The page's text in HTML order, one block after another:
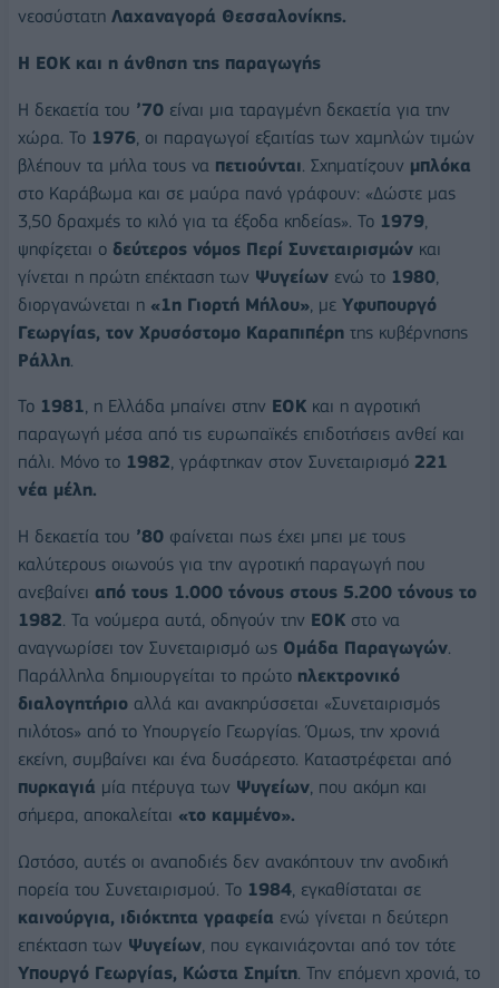
νεοσύστατη Λαχαναγορά Θεσσαλονίκης.
Η ΕΟΚ και η άνθηση της παραγωγής
Η δεκαετία του ’70 είναι μια ταραγμένη δεκαετία για την
χώρα. Το 1976 , οι παραγωγοί εξαιτίας των χαμηλών τιμών
βλέπουν τα μήλα τους να πετιούνται. Σχηματίζουν μπλόκα
στο Καράβωμα και σε μαύρα πανό γράφουν: «Δώστε μας
3,50 δραχμές το κιλό για τα έξοδα κηδείας». Το 1979
ψηφίζεται ο δεύτερος νόμος Περί Συνεταιρισμών και
γίνεται η πρώτη επέκταση των Ψυγείων ενώ το 1980
διοργανώνεται η «1η Γιορτή Μήλου» , με Υφυπουργό
Γεωργίας, τον Χρυσόστομο Καραπιπέρη της κυβέρνησης
Ράλλη.
Το 1981, η Ελλάδα μπαίνει στην ΕΟΚ και η αγροτική
παραγωγή μέσα από τις ευρωπαϊκές επιδοτήσεις ανθεί και
πάλι. Μόνο το 1982, γράφτηκαν στον Συνεταιρισμό 221
νέα μέλη.
Η δεκαετία του ’80 φαίνεται πως έχει μπει με τους
καλύτερους οιωνούς για την αγροτική παραγωγή που
ανεβαίνει από τους 1.000 τόνους στους 5.200 τόνους το
1982. Τα νούμερα αυτά, οδηγούν την ΕΟΚ στο να
αναγνωρίσει τον Συνεταιρισμό ως Ομάδα Παραγωγών.
Παράλληλα δημιουργείται το πρώτο ηλεκτρονικό
διαλογητήριο αλλά και ανακηρύσσεται «Συνεταιρισμός
πιλότος» από το Υπουργείο Γεωργίας. Όμως, την χρονιά
εκείνη, συμβαίνει και ένα δυσάρεστο. Καταστρέφεται από
πυρκαγιά μία πτέρυγα των Ψυγείων, που ακόμη και
σήμερα, αποκαλείται «το καμμένο».
Ωστόσο, αυτές οι αναποδιές δεν ανακόπτουν την ανοδική
πορεία του Συνεταιρισμού. Το 1984, εγκαθίσταται σε
καινούργια, ιδιόκτητα γραφεία ενώ γίνεται η δεύτερη
επέκταση των Ψυγείων, που εγκαινιάζονται από τον τότε
Υπουργό Γεωργίας, Κώστα Σημίτη. Την επόμενη χρονιά, το